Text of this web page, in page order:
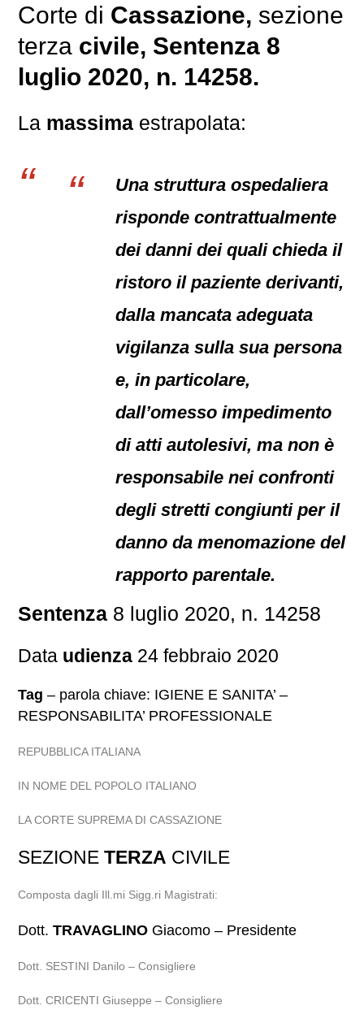
Corte di Cassazione, sezione
terza civile, Sentenza 8
luglio 2020, n. 14258.
La massima estrapolata:
Una struttura ospedaliera
risponde contrattualmente
dei danni dei quali chieda il
ristoro il paziente derivanti,
dalla mancata adeguata
vigilanza sulla sua persona
e, in particolare,
dall’omesso impedimento
di atti autolesivi, ma non è
responsabile nei confronti
degli stretti congiunti per il
danno da menomazione del
rapporto parentale.
Sentenza 8 luglio 2020, n. 14258
Data udienza 24 febbraio 2020
Tag – parola chiave: IGIENE E SANITA’ –
RESPONSABILITA’ PROFESSIONALE
REPUBBLICA ITALIANA
IN NOME DEL POPOLO ITALIANO
LA CORTE SUPREMA DI CASSAZIONE
SEZIONETERZA CIVILE
Composta dagli Ill.mi Sigg.ri Magistrati:
Dott.TRAVAGLINO Giacomo – Presidente
Dott. SESTINI Danilo – Consigliere
Dott. CRICENTI Giuseppe – Consigliere